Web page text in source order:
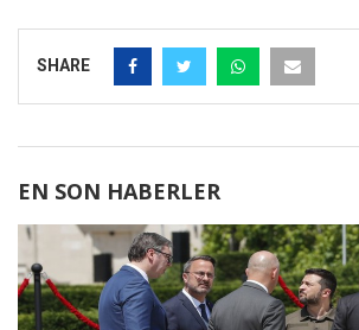
SHARE
EN SON HABERLER